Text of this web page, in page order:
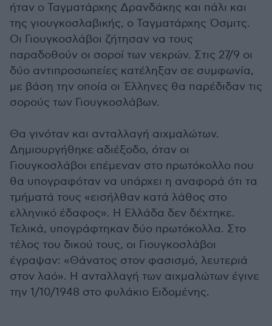
ήταν ο Ταγματάρχης Δρανδάκης και πάλι και
της γιουγκοσλαβικής, ο Ταγματάρχης Όσμιτς.
Οι Γιουγκοσλάβοι ζήτησαν να τους
παραδοθούν οι σοροί των νεκρών. Στις 27/9 οι
δύο αντιπροσωπείες κατέληξαν σε συμφωνία,
με βάση την οποία οι Έλληνες θα παρέδιδαν τις
σορούς των Γιουγκοσλάβων.
Θα γινόταν και ανταλλαγή αιχμαλώτων.
Δημιουργήθηκε αδιέξοδο, όταν οι
Γιουγκοσλάβοι επέμεναν στο πρωτόκολλο που
θα υπογραφόταν να υπάρχει η αναφορά ότι τα
τμήματά τους «εισήλθαν κατά λάθος στο
ελληνικό έδαφος». Η Ελλάδα δεν δέχτηκε.
Τελικά, υπογράφτηκαν δύο πρωτόκολλα. Στο
τέλος του δικού τους, οι Γιουγκοσλάβοι
έγραψαν: «Θάνατος στον φασισμό, λευτεριά
στον λαό». Η ανταλλαγή των αιχμαλώτων έγινε
την 1/10/1948 στο φυλάκιο Ειδομένης.